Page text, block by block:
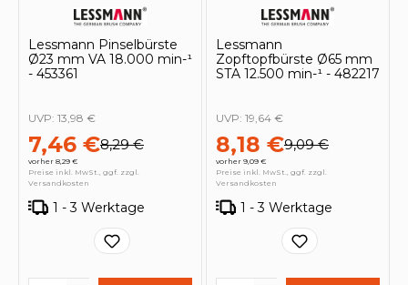
Lessmann Pinselbürste
Ø23 mm VA 18.000 min-¹
- 453361
7,46 €8,29 €
vorher 8,29 €
UVP: 13,98 €
Preise inkl. MwSt., ggf. zzgl.
Versandkosten
1 - 3 Werktage
Lessmann
Zopftopfbürste Ø65 mm
STA 12.500 min-¹ - 482217
8,18 €9,09 €
vorher 9,09 €
UVP: 19,64 €
Preise inkl. MwSt., ggf. zzgl.
Versandkosten
1 - 3 Werktage